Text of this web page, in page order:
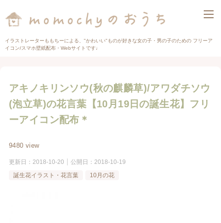
イラストレーターももちーによる、"かわいい"ものが好きな女の子・男の子のための フリーア
イコン/スマホ壁紙配布・Webサイトです♩
アキノキリンソウ(秋の麒麟草)/アワダチソウ
(泡立草)の花言葉【10月19日の誕生花】フリ
ーアイコン配布＊
9480 view
更新日： 2018-10-20 公開日： 2018-10-19
誕生花イラスト・花言葉
10月の花